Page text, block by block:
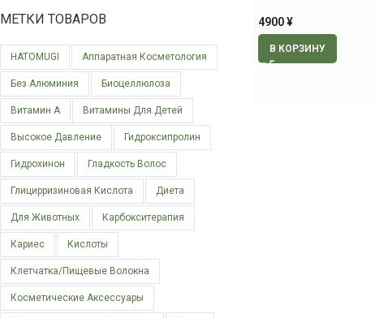
МЕТКИ ТОВАРОВ
HATOMUGI Аппаратная Косметология
Без Алюминия Биоцеллюлоза
Витамин А Витамины Для Детей
Высокое Давление Гидроксипролин
Гидрохинон Гладкость Волос
Глицирризиновая Кислота Диета
Для Животных Карбокситерапия
Кариес Кислоты
Клетчатка/пищевые Волокна
Косметические Аксессуары
4900¥
В КОРЗИНУ